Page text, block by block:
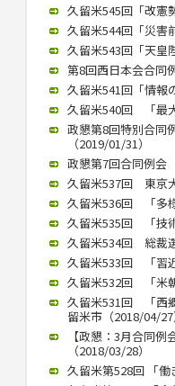
久留米545回「改
久留米544回「災害
久留米543回「天皇
第8回西日本会合同
久留米541回「情報
久留米540回 「最
政懇第8回特別合
（2019/01/31）
政懇第7回合同例会
久留米537回 東京
久留米536回 「多
久留米535回 「技
久留米534回 総裁
久留米533回 「習
久留米532回 「米
久留米531回 「西
留米市（2018/04/27
【政懇：3月合同
（2018/03/28）
久留米第528回 「